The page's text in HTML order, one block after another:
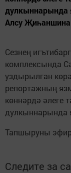
дулкыннарында
Алсу Җиһаншина
Сезнең
комплексында
уздырылган
репортажның
көннәрдә әлеге
дулкыннарында
Тапшыруны
Следите за